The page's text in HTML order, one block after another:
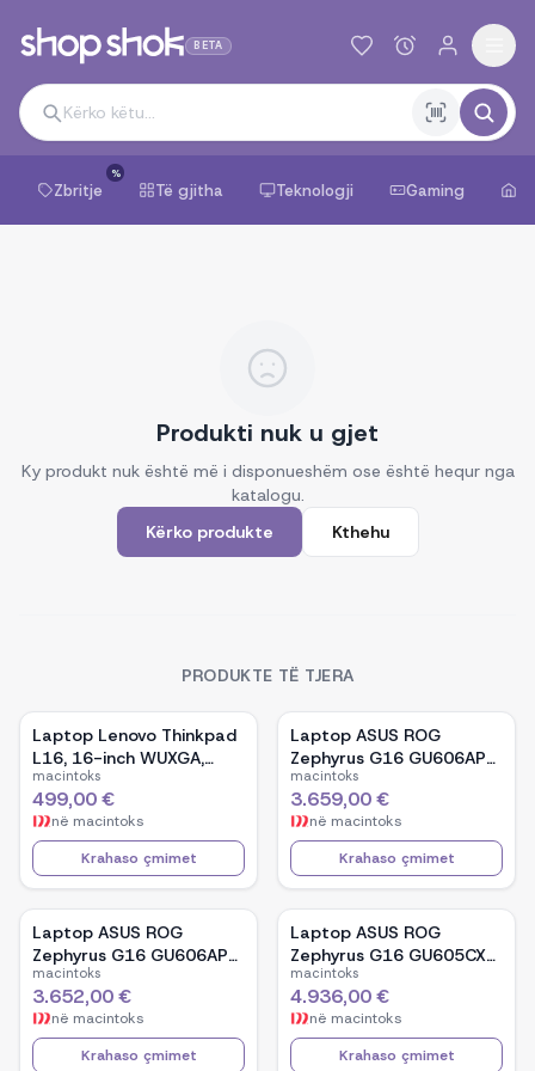
BETA
Zbritje
%
Të gjitha Teknologji Gaming
Produkti nuk u gjet
Ky produkt nuk është më i disponueshëm ose është hequr nga
katalogu.
Kërko produkte
Kthehu
PRODUKTE TË TJERA
Laptop Lenovo Thinkpad
L16, 16-inch WUXGA,
AMD Ryzen 5 Pro-7535U,
16GB Ram DDR5, 512GB
SSD - Black
macintoks
499,00 €
në macintoks
Krahaso çmimet
Laptop ASUS ROG
Zephyrus G16 GU606AP-
TB039W, 16-inch OLED,
Intel Core Ultra 9 386H,
NVIDIA GeForce RTX
5070, 32GB RAM, 1TB
SSD, Windows 11 - White
macintoks
3.659,00 €
në macintoks
Krahaso çmimet
Laptop ASUS ROG
Zephyrus G16 GU606AP-
TB041W, 16-inch OLED,
Intel Core Ultra 9 386H,
NVIDIA GeForce RTX
5070, 32GB RAM, 1TB
macintoks
3.652,00 €
në macintoks
Krahaso çmimet
Laptop ASUS ROG
Zephyrus G16 GU605CX-
QR106W, 16-inch WQXGA
OLED, Intel Core Ultra 9
285H, NVIDIA GeForce
RTX 5090, 32GB RAM,
macintoks
4.936,00 €
në macintoks
Krahaso çmimet